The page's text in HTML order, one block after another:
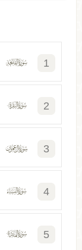
1
2
3
4
5